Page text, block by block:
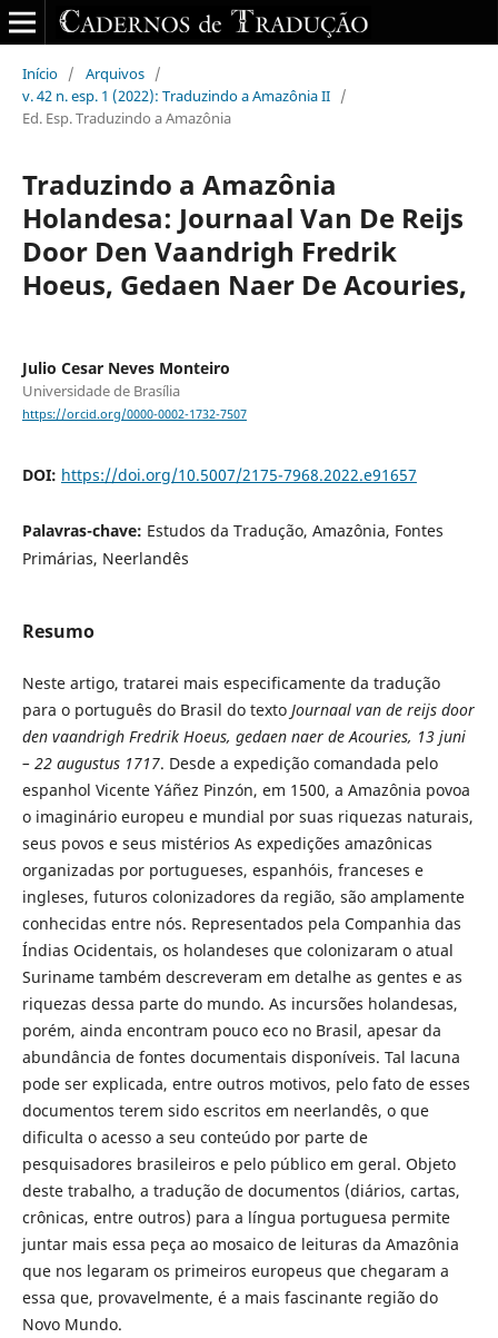
Início / Arquivos /
v. 42 n. esp. 1 (2022): Traduzindo a Amazônia II /
Ed. Esp. Traduzindo a Amazônia
Traduzindo a Amazônia
Holandesa: Journaal Van De Reijs
Door Den Vaandrigh Fredrik
Hoeus, Gedaen Naer De Acouries,
Julio Cesar Neves Monteiro
Universidade de Brasília
https://orcid.org/0000-0002-1732-7507
DOI: https://doi.org/10.5007/2175-7968.2022.e91657
Palavras-chave: Estudos da Tradução, Amazônia, Fontes
Primárias, Neerlandês
Resumo
Neste artigo, tratarei mais especificamente da tradução
para o português do Brasil do texto Journaal van de reijs door
den vaandrigh Fredrik Hoeus, gedaen naer de Acouries, 13 juni
– 22 augustus 1717. Desde a expedição comandada pelo
espanhol Vicente Yáñez Pinzón, em 1500, a Amazônia povoa
o imaginário europeu e mundial por suas riquezas naturais,
seus povos e seus mistérios As expedições amazônicas
organizadas por portugueses, espanhóis, franceses e
ingleses, futuros colonizadores da região, são amplamente
conhecidas entre nós. Representados pela Companhia das
Índias Ocidentais, os holandeses que colonizaram o atual
Suriname também descreveram em detalhe as gentes e as
riquezas dessa parte do mundo. As incursões holandesas,
porém, ainda encontram pouco eco no Brasil, apesar da
abundância de fontes documentais disponíveis. Tal lacuna
pode ser explicada, entre outros motivos, pelo fato de esses
documentos terem sido escritos em neerlandês, o que
dificulta o acesso a seu conteúdo por parte de
pesquisadores brasileiros e pelo público em geral. Objeto
deste trabalho, a tradução de documentos (diários, cartas,
crônicas, entre outros) para a língua portuguesa permite
juntar mais essa peça ao mosaico de leituras da Amazônia
que nos legaram os primeiros europeus que chegaram a
essa que, provavelmente, é a mais fascinante região do
Novo Mundo.